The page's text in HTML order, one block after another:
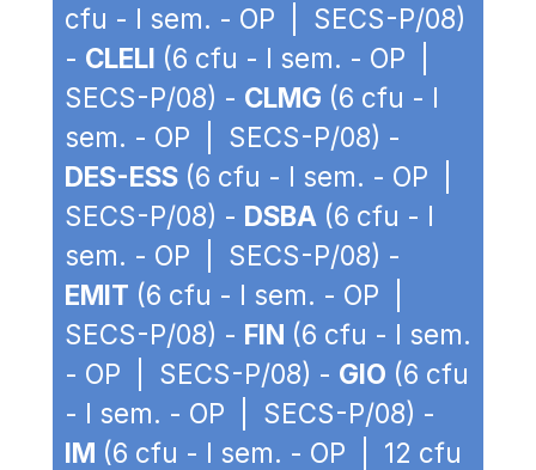
cfu - I sem. - OP | SECS-P/08)
- CLELI (6 cfu - I sem. - OP |
SECS-P/08) - CLMG (6 cfu - I
sem. - OP | SECS-P/08) -
DES-ESS (6 cfu - I sem. - OP |
SECS-P/08) - DSBA (6 cfu - I
sem. - OP | SECS-P/08) -
EMIT (6 cfu - I sem. - OP |
SECS-P/08) - FIN (6 cfu - I sem.
- OP | SECS-P/08) - GIO (6 cfu
- I sem. - OP | SECS-P/08) -
IM (6 cfu - I sem. - OP | 12 cfu